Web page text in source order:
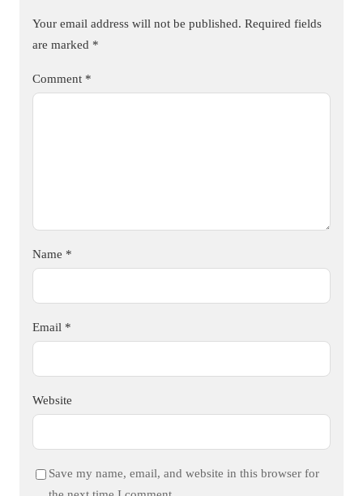
Your email address will not be published. Required fields
are marked *
Comment *
Name *
Email *
Website
Save my name, email, and website in this browser for